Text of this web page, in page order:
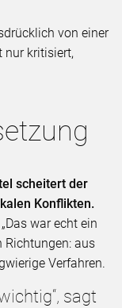
von einer
nur kritisiert,
scheitert der
Konflikten.
war echt ein
Richtungen: aus
Verfahren.
sagt